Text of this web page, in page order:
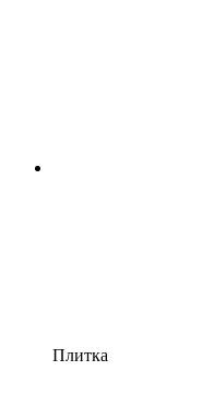
Плитка